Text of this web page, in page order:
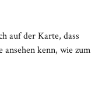
auf der Karte, dass
ansehen kenn, wie zum